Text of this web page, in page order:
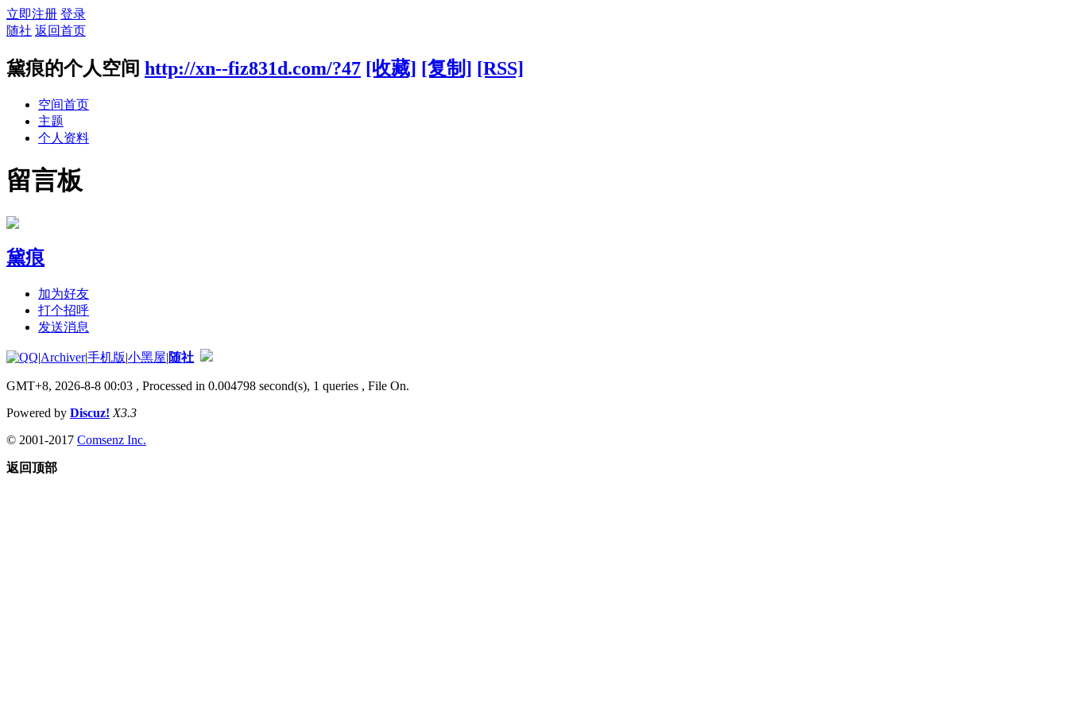
立即注册 登录
随社 返回首页
黛痕的个人空间 http://xn--fiz831d.com/?47 [收藏] [复制] [RSS]
空间首页
主题
个人资料
留言板
黛痕
加为好友
打个招呼
发送消息
|Archiver|手机版|小黑屋|随社
GMT+8, 2026-8-8 00:03 , Processed in 0.004798 second(s), 1 queries , File On.
Powered by Discuz! X3.3
© 2001-2017 Comsenz Inc.
返回顶部